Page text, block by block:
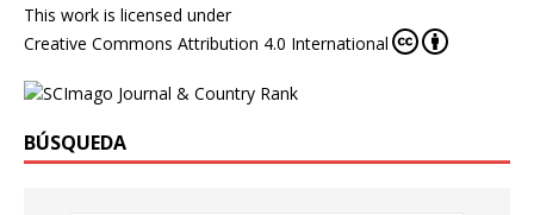
This work is licensed under
Creative Commons Attribution 4.0 International
BÚSQUEDA